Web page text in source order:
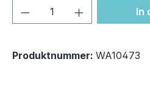
Produkt Anzahl: In
Produktnummer: WA10473